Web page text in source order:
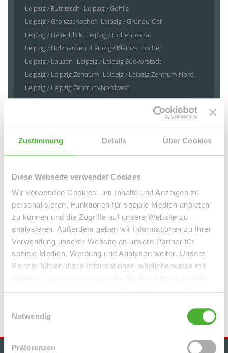
Zustimmung Details Über Cookies
Diese Webseite verwendet Cookies
Wir verwenden Cookies, um Inhalte und Anzeigen zu
personalisieren, Funktionen für soziale Medien anbieten
zu können und die Zugriffe auf unsere Website zu
analysieren. Außerdem geben wir Informationen zu Ihrer
Verwendung unserer Website an unsere Partner für
soziale Medien, Werbung und Analysen weiter. Unsere
Partner führen diese Informationen möglicherweise mit
Notwendig
Präferenzen
Leipzig / Eutritzsch Leipzig / Gohlis
Leipzig / Großzschocher Leipzig / Grünau-Ost
Leipzig / Heiterblick Leipzig / Hohenheida
Leipzig / Holzhausen Leipzig / Kleinzschocher
Leipzig / Lausen Leipzig / Leipzig Südvorstadt
Leipzig / Leipzig Zentrum Leipzig / Leipzig Zentrum-Nord
Leipzig / Leipzig Zentrum-Nordwest
Leipzig / Leipzig Zentrum-Süd
Leipzig / Liebertwolkwitz
Leipzig / Lindenau Leipzig / Lindenthal Leipzig / Mölkau
Leipzig / Neustadt-Neuschönefeld
Leipzig / Paunsdorf
Leipzig / Plagwitz Leipzig / Probstheida Leipzig / Schleußig
Markranstädt
Mügeln Roßwein / Gleisberg
Solingen / Burg an der Wupper
Solingen / Papiermühle
Taucha Taucha / Plösitz Torgau Willich Wurzen
Zeitz
Zwenkau
Immo Bennewitz Haus Bennewitz Häuser Bennewitz
kaufen
Immobilie Bennewitz
Immobilien Bennewitz
Immobilienkauf Bennewitz